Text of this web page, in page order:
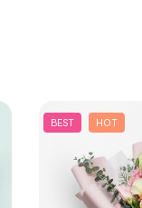
BEST HOT